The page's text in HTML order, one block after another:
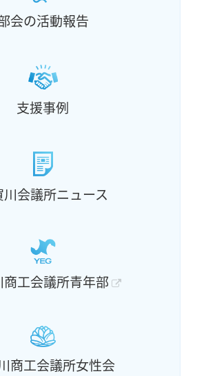
会の活動報告
支援事例
川会議所ニュース
商工会議所青年部
商工会議所女性会